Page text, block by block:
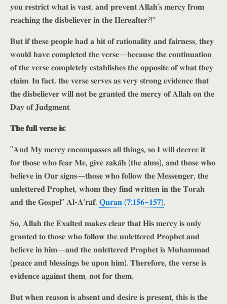
𝐲𝐨𝐮 𝐫𝐞𝐬𝐭𝐫𝐢𝐜𝐭 𝐰𝐡𝐚𝐭 𝐢𝐬 𝐯𝐚𝐬𝐭, 𝐚𝐧𝐝 𝐩𝐫𝐞𝐯𝐞𝐧𝐭 𝐀𝐥𝐥𝐚𝐡’𝐬 𝐦𝐞𝐫𝐜𝐲 𝐟𝐫𝐨𝐦
𝐫𝐞𝐚𝐜𝐡𝐢𝐧𝐠 𝐭𝐡𝐞 𝐝𝐢𝐬𝐛𝐞𝐥𝐢𝐞𝐯𝐞𝐫 𝐢𝐧 𝐭𝐡𝐞 𝐇𝐞𝐫𝐞𝐚𝐟𝐭𝐞𝐫?!”
𝐁𝐮𝐭 𝐢𝐟 𝐭𝐡𝐞𝐬𝐞 𝐩𝐞𝐨𝐩𝐥𝐞 𝐡𝐚𝐝 𝐚 𝐛𝐢𝐭 𝐨𝐟 𝐫𝐚𝐭𝐢𝐨𝐧𝐚𝐥𝐢𝐭𝐲 𝐚𝐧𝐝 𝐟𝐚𝐢𝐫𝐧𝐞𝐬𝐬, 𝐭𝐡𝐞𝐲
𝐰𝐨𝐮𝐥𝐝 𝐡𝐚𝐯𝐞 𝐜𝐨𝐦𝐩𝐥𝐞𝐭𝐞𝐝 𝐭𝐡𝐞 𝐯𝐞𝐫𝐬𝐞—𝐛𝐞𝐜𝐚𝐮𝐬𝐞 𝐭𝐡𝐞 𝐜𝐨𝐧𝐭𝐢𝐧𝐮𝐚𝐭𝐢𝐨𝐧
𝐨𝐟 𝐭𝐡𝐞 𝐯𝐞𝐫𝐬𝐞 𝐜𝐨𝐦𝐩𝐥𝐞𝐭𝐞𝐥𝐲 𝐞𝐬𝐭𝐚𝐛𝐥𝐢𝐬𝐡𝐞𝐬 𝐭𝐡𝐞 𝐨𝐩𝐩𝐨𝐬𝐢𝐭𝐞 𝐨𝐟 𝐰𝐡𝐚𝐭 𝐭𝐡𝐞𝐲
𝐜𝐥𝐚𝐢𝐦. 𝐈𝐧 𝐟𝐚𝐜𝐭, 𝐭𝐡𝐞 𝐯𝐞𝐫𝐬𝐞 𝐬𝐞𝐫𝐯𝐞𝐬 𝐚𝐬 𝐯𝐞𝐫𝐲 𝐬𝐭𝐫𝐨𝐧𝐠 𝐞𝐯𝐢𝐝𝐞𝐧𝐜𝐞 𝐭𝐡𝐚𝐭
𝐭𝐡𝐞 𝐝𝐢𝐬𝐛𝐞𝐥𝐢𝐞𝐯𝐞𝐫 𝐰𝐢𝐥𝐥 𝐧𝐨𝐭 𝐛𝐞 𝐠𝐫𝐚𝐧𝐭𝐞𝐝 𝐭𝐡𝐞 𝐦𝐞𝐫𝐜𝐲 𝐨𝐟 𝐀𝐥𝐥𝐚𝐡 𝐨𝐧 𝐭𝐡𝐞
𝐃𝐚𝐲 𝐨𝐟 𝐉𝐮𝐝𝐠𝐦𝐞𝐧𝐭.
𝐓𝐡𝐞 𝐟𝐮𝐥𝐥 𝐯𝐞𝐫𝐬𝐞 𝐢𝐬:
“𝐀𝐧𝐝 𝐌𝐲 𝐦𝐞𝐫𝐜𝐲 𝐞𝐧𝐜𝐨𝐦𝐩𝐚𝐬𝐬𝐞𝐬 𝐚𝐥𝐥 𝐭𝐡𝐢𝐧𝐠𝐬, 𝐬𝐨 𝐈 𝐰𝐢𝐥𝐥 𝐝𝐞𝐜𝐫𝐞𝐞 𝐢𝐭
𝐟𝐨𝐫 𝐭𝐡𝐨𝐬𝐞 𝐰𝐡𝐨 𝐟𝐞𝐚𝐫 𝐌𝐞, 𝐠𝐢𝐯𝐞 𝐳𝐚𝐤𝐚̄𝐡 (𝐭𝐡𝐞 𝐚𝐥𝐦𝐬), 𝐚𝐧𝐝 𝐭𝐡𝐨𝐬𝐞 𝐰𝐡𝐨
𝐛𝐞𝐥𝐢𝐞𝐯𝐞 𝐢𝐧 𝐎𝐮𝐫 𝐬𝐢𝐠𝐧𝐬—𝐭𝐡𝐨𝐬𝐞 𝐰𝐡𝐨 𝐟𝐨𝐥𝐥𝐨𝐰 𝐭𝐡𝐞 𝐌𝐞𝐬𝐬𝐞𝐧𝐠𝐞𝐫, 𝐭𝐡𝐞
𝐮𝐧𝐥𝐞𝐭𝐭𝐞𝐫𝐞𝐝 𝐏𝐫𝐨𝐩𝐡𝐞𝐭, 𝐰𝐡𝐨𝐦 𝐭𝐡𝐞𝐲 𝐟𝐢𝐧𝐝 𝐰𝐫𝐢𝐭𝐭𝐞𝐧 𝐢𝐧 𝐭𝐡𝐞 𝐓𝐨𝐫𝐚𝐡
𝐚𝐧𝐝 𝐭𝐡𝐞 𝐆𝐨𝐬𝐩𝐞𝐥” 𝐀𝐥-𝐀‘𝐫𝐚̄𝐟, 𝐐𝐮𝐫𝐚𝐧 (𝟕:𝟏𝟓𝟔–𝟏𝟓𝟕).
𝐒𝐨, 𝐀𝐥𝐥𝐚𝐡 𝐭𝐡𝐞 𝐄𝐱𝐚𝐥𝐭𝐞𝐝 𝐦𝐚𝐤𝐞𝐬 𝐜𝐥𝐞𝐚𝐫 𝐭𝐡𝐚𝐭 𝐇𝐢𝐬 𝐦𝐞𝐫𝐜𝐲 𝐢𝐬 𝐨𝐧𝐥𝐲
𝐠𝐫𝐚𝐧𝐭𝐞𝐝 𝐭𝐨 𝐭𝐡𝐨𝐬𝐞 𝐰𝐡𝐨 𝐟𝐨𝐥𝐥𝐨𝐰 𝐭𝐡𝐞 𝐮𝐧𝐥𝐞𝐭𝐭𝐞𝐫𝐞𝐝 𝐏𝐫𝐨𝐩𝐡𝐞𝐭 𝐚𝐧𝐝
𝐛𝐞𝐥𝐢𝐞𝐯𝐞 𝐢𝐧 𝐡𝐢𝐦—𝐚𝐧𝐝 𝐭𝐡𝐞 𝐮𝐧𝐥𝐞𝐭𝐭𝐞𝐫𝐞𝐝 𝐏𝐫𝐨𝐩𝐡𝐞𝐭 𝐢𝐬 𝐌𝐮𝐡𝐚𝐦𝐦𝐚𝐝
(𝐩𝐞𝐚𝐜𝐞 𝐚𝐧𝐝 𝐛𝐥𝐞𝐬𝐬𝐢𝐧𝐠𝐬 𝐛𝐞 𝐮𝐩𝐨𝐧 𝐡𝐢𝐦). 𝐓𝐡𝐞𝐫𝐞𝐟𝐨𝐫𝐞, 𝐭𝐡𝐞 𝐯𝐞𝐫𝐬𝐞 𝐢𝐬
𝐞𝐯𝐢𝐝𝐞𝐧𝐜𝐞 𝐚𝐠𝐚𝐢𝐧𝐬𝐭 𝐭𝐡𝐞𝐦, 𝐧𝐨𝐭 𝐟𝐨𝐫 𝐭𝐡𝐞𝐦.
𝐁𝐮𝐭 𝐰𝐡𝐞𝐧 𝐫𝐞𝐚𝐬𝐨𝐧 𝐢𝐬 𝐚𝐛𝐬𝐞𝐧𝐭 𝐚𝐧𝐝 𝐝𝐞𝐬𝐢𝐫𝐞 𝐢𝐬 𝐩𝐫𝐞𝐬𝐞𝐧𝐭, 𝐭𝐡𝐢𝐬 𝐢𝐬 𝐭𝐡𝐞